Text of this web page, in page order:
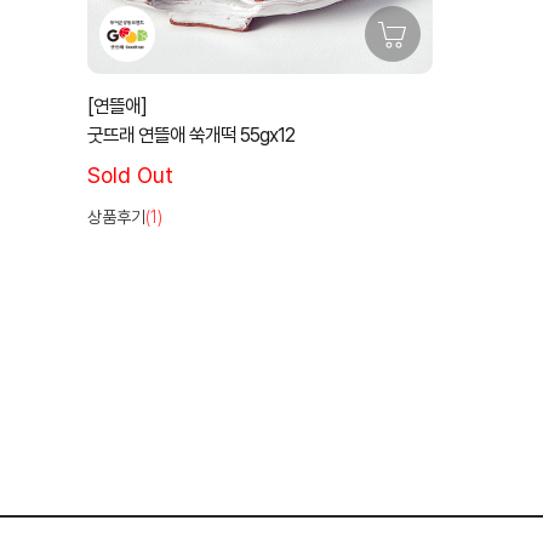
[연뜰애]
굿뜨래 연뜰애 쑥개떡 55gⅹ12
Sold Out
상품후기 (1)